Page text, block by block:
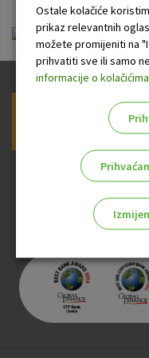
Prijava na
Ostale kolačiće
prikaz relevantnih
možete promijeniti na
prihvatiti sve ili samo
informacije o kolačićima